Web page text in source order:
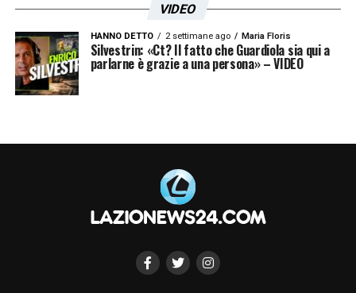
VIDEO
HANNO DETTO 2 settimane ago Maria Floris
Silvestrin: «Ct? Il fatto che Guardiola sia qui a
parlarne è grazie a una persona» – VIDEO